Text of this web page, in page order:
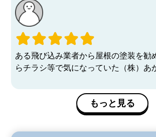
撮したりしてくれて、
画像診断を見せてくれ、自宅の様子が
た。
パソコン上で値段を決める会社や、低
る会社とか
沢山と見てきました。
迅速な対応をしてくれました。
塗装リフォームが多い中、安心して任
ある飛び込み業者から屋根の塗装を勧
らチラシ等で気になっていた（株）あ
①屋根・外壁の詳しい診断書
②説得力のある塗料別見積書
もっと見る